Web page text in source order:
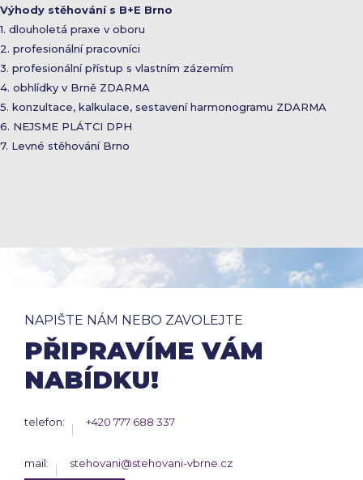
Výhody stěhování s B+E Brno
1. dlouholetá praxe v oboru
2. profesionální pracovníci
3. profesionální přístup s vlastním zázemím
4. obhlídky v Brně ZDARMA
5. konzultace, kalkulace, sestavení harmonogramu ZDARMA
6. NEJSME PLÁTCI DPH
7. Levné stěhování Brno
NAPIŠTE NÁM NEBO ZAVOLEJTE
PŘIPRAVÍME VÁM
NABÍDKU!
telefon: +420 777 688 337
mail: stehovani@stehovani-vbrne.cz